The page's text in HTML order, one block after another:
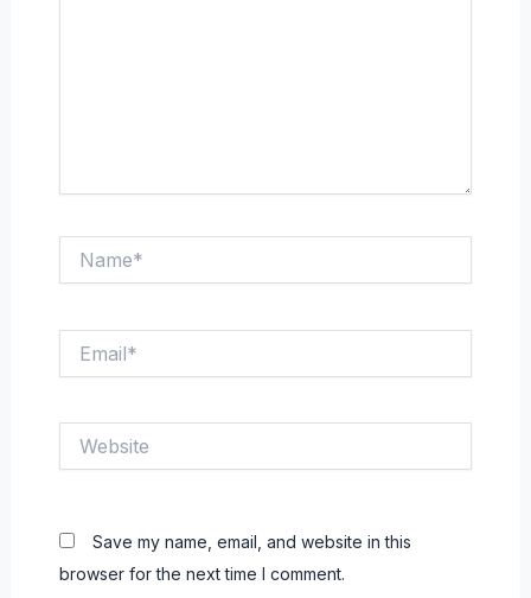
Save my name, email, and website in this
browser for the next time I comment.